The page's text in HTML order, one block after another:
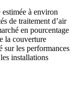
à environ
de traitement d’air
en pourcentage
la couverture
sur les performances
installations